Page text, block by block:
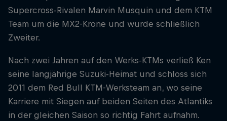
Supercross-Rivalen Marvin Musquin und dem KTM
Team um die MX2-Krone und wurde schließlich
Zweiter.
Nach zwei Jahren auf den Werks-KTMs verließ Ken
seine langjährige Suzuki-Heimat und schloss sich
2011 dem Red Bull KTM-Werksteam an, wo seine
Karriere mit Siegen auf beiden Seiten des Atlantiks
in der gleichen Saison so richtig Fahrt aufnahm.